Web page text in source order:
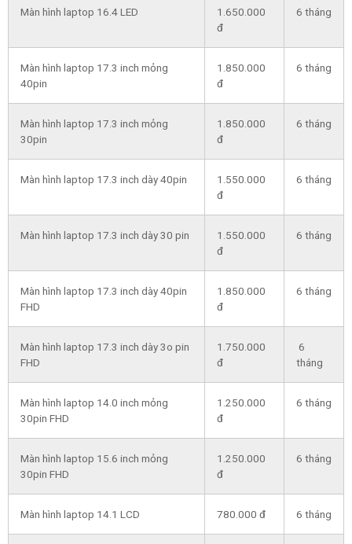
Màn hình laptop 16.4 LED
1.650.000
đ
6 tháng
Màn hình laptop 17.3 inch mỏng
40pin
1.850.000
đ
6 tháng
Màn hình laptop 17.3 inch mỏng
30pin
1.850.000
đ
6 tháng
Màn hình laptop 17.3 inch dày 40pin
1.550.000
đ
6 tháng
Màn hình laptop 17.3 inch dày 30 pin
1.550.000
đ
6 tháng
Màn hình laptop 17.3 inch dày 40pin
FHD
1.850.000
đ
6 tháng
Màn hình laptop 17.3 inch dày 3o pin
FHD
1.750.000
đ
6
tháng
Màn hình laptop 14.0 inch mỏng
30pin FHD
1.250.000
đ
6 tháng
Màn hình laptop 15.6 inch mỏng
30pin FHD
1.250.000
đ
6 tháng
Màn hình laptop 14.1 LCD 780.000 đ 6 tháng